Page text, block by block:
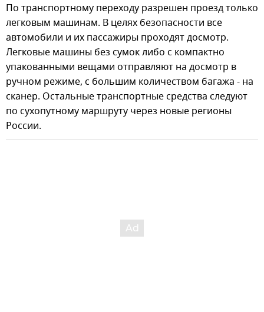
По транспортному переходу разрешен проезд только
легковым машинам. В целях безопасности все
автомобили и их пассажиры проходят досмотр.
Легковые машины без сумок либо с компактно
упакованными вещами отправляют на досмотр в
ручном режиме, с большим количеством багажа - на
сканер. Остальные транспортные средства следуют
по сухопутному маршруту через новые регионы
России.